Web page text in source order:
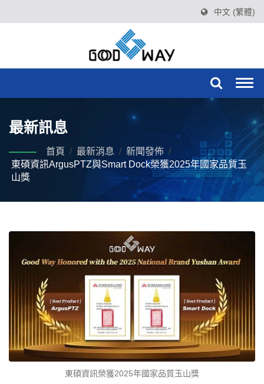
中文 (繁體)
最新訊息
首頁 / 最新消息 / 新聞發佈 /
東碩資訊ArgusPTZ與Smart Dock榮獲2025年國家品質玉
山獎
東碩資訊榮獲2025年國家品質玉山獎